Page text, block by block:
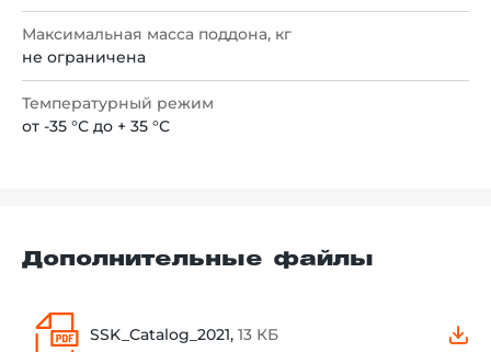
Максимальная масса поддона, кг
не ограничена
Температурный режим
от -35 °С до + 35 °С
Дополнительные файлы
SSK_Catalog_2021, 13 КБ